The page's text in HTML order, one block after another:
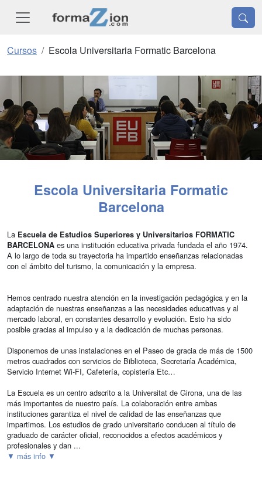
Cursos Escola Universitaria Formatic Barcelona
Escola Universitaria Formatic
Barcelona
La Escuela de Estudios Superiores y Universitarios FORMATIC
BARCELONA es una institución educativa privada fundada el año 1974.
A lo largo de toda su trayectoria ha impartido enseñanzas relacionadas
con el ámbito del turismo, la comunicación y la empresa.
Hemos centrado nuestra atención en la investigación pedagógica y en la
adaptación de nuestras enseñanzas a las necesidades educativas y al
mercado laboral, en constantes desarrollo y evolución. Esto ha sido
posible gracias al impulso y a la dedicación de muchas personas.
Disponemos de unas instalaciones en el Paseo de gracia de más de 1500
metros cuadrados con servicios de Biblioteca, Secretaría Académica,
Servicio Internet Wi-FI, Cafetería, copistería Etc…
La Escuela es un centro adscrito a la Universitat de Girona, una de las
más importantes de nuestro país. La colaboración entre ambas
instituciones garantiza el nivel de calidad de las enseñanzas que
impartimos. Los estudios de grado universitario conducen al título de
graduado de carácter oficial, reconocidos a efectos académicos y
profesionales y dan ...
▼ más info ▼